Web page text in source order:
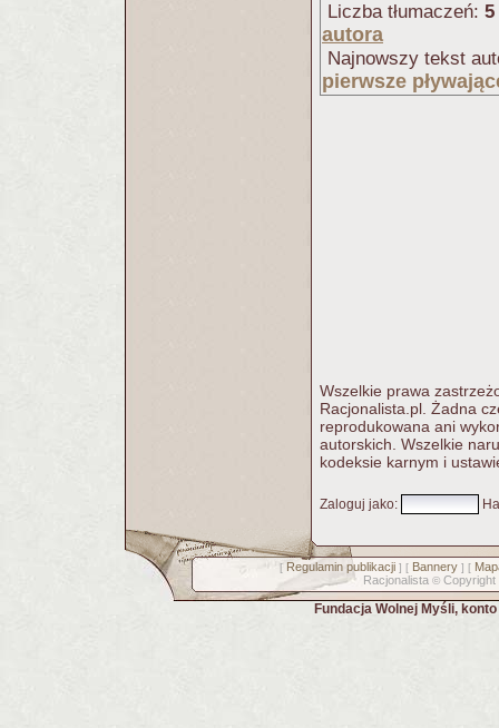
Liczba tłumaczeń: 5
autora
Najnowszy tekst
pierwsze
Wszelkie prawa
Racjonalista.pl. Żadna
reprodukowana ani
autorskich. Wszelkie
kodeksie karnym i
Zaloguj jako:
[ Regulamin publikacji] [ Bannery] [
Racjonalista © Copyright
Fundacja Wolnej Myśli,